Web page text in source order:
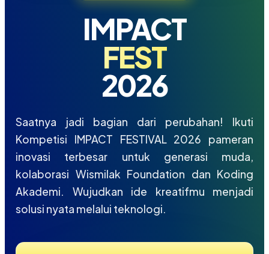
IMPACT
FEST
2026
Saatnya jadi bagian dari perubahan! Ikuti
Kompetisi IMPACT FESTIVAL 2026 pameran
inovasi terbesar untuk generasi muda,
kolaborasi Wismilak Foundation dan Koding
Akademi. Wujudkan ide kreatifmu menjadi
solusi nyata melalui teknologi.